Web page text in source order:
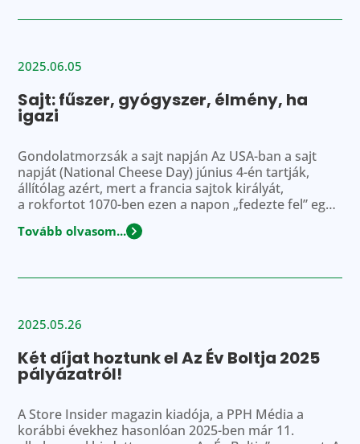
2025.06.05
Sajt: fűszer, gyógyszer, élmény, ha
igazi
Gondolatmorzsák a sajt napján Az USA-ban a sajt
napját (National Cheese Day) június 4-én tartják,
állítólag azért, mert a francia sajtok királyát,
a rokfortot 1070-ben ezen a napon „fedezte fel” egy
juhász a dél-franciaországi Roquefort-sur-Soulzon
falucska körüli barlangok egyikében. A történet
Tovább olvasom...
2025.05.26
Két díjat hoztunk el Az Év Boltja 2025
pályázatról!
A Store Insider magazin kiadója, a PPH Média a
korábbi évekhez hasonlóan 2025-ben már 11.